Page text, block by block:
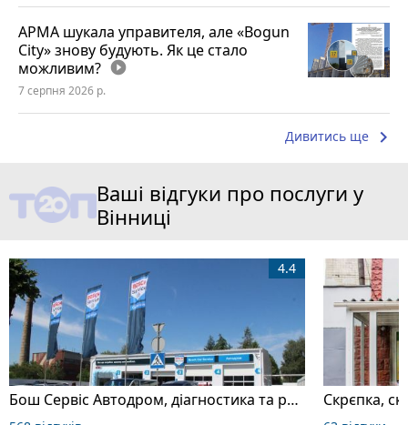
АРМА шукала управителя, але «Bogun
City» знову будують. Як це стало
можливим? play_circle_filled
7 серпня 2026 р.
Дивитись ще keyboard_arrow_right
Ваші відгуки про послуги у
Вінниці
Бош Сервіс Автодром, діагностика та ремонт автомобілів
4.4
Скрєпка,